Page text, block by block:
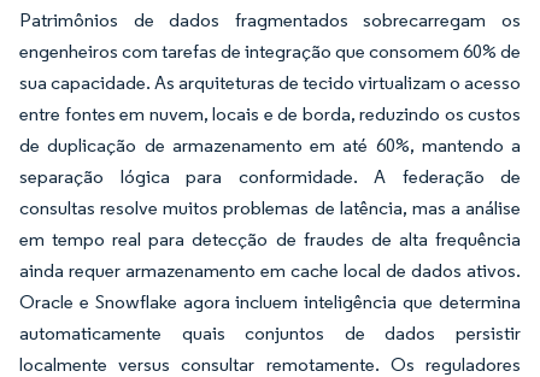
Patrimônios de dados fragmentados sobrecarregam os
engenheiros com tarefas de integração que consomem 60% de
sua capacidade. As arquiteturas de tecido virtualizam o acesso
entre fontes em nuvem, locais e de borda, reduzindo os custos
de duplicação de armazenamento em até 60%, mantendo a
separação lógica para conformidade. A federação de
consultas resolve muitos problemas de latência, mas a análise
em tempo real para detecção de fraudes de alta frequência
ainda requer armazenamento em cache local de dados ativos.
Oracle e Snowflake agora incluem inteligência que determina
automaticamente quais conjuntos de dados persistir
localmente versus consultar remotamente. Os reguladores